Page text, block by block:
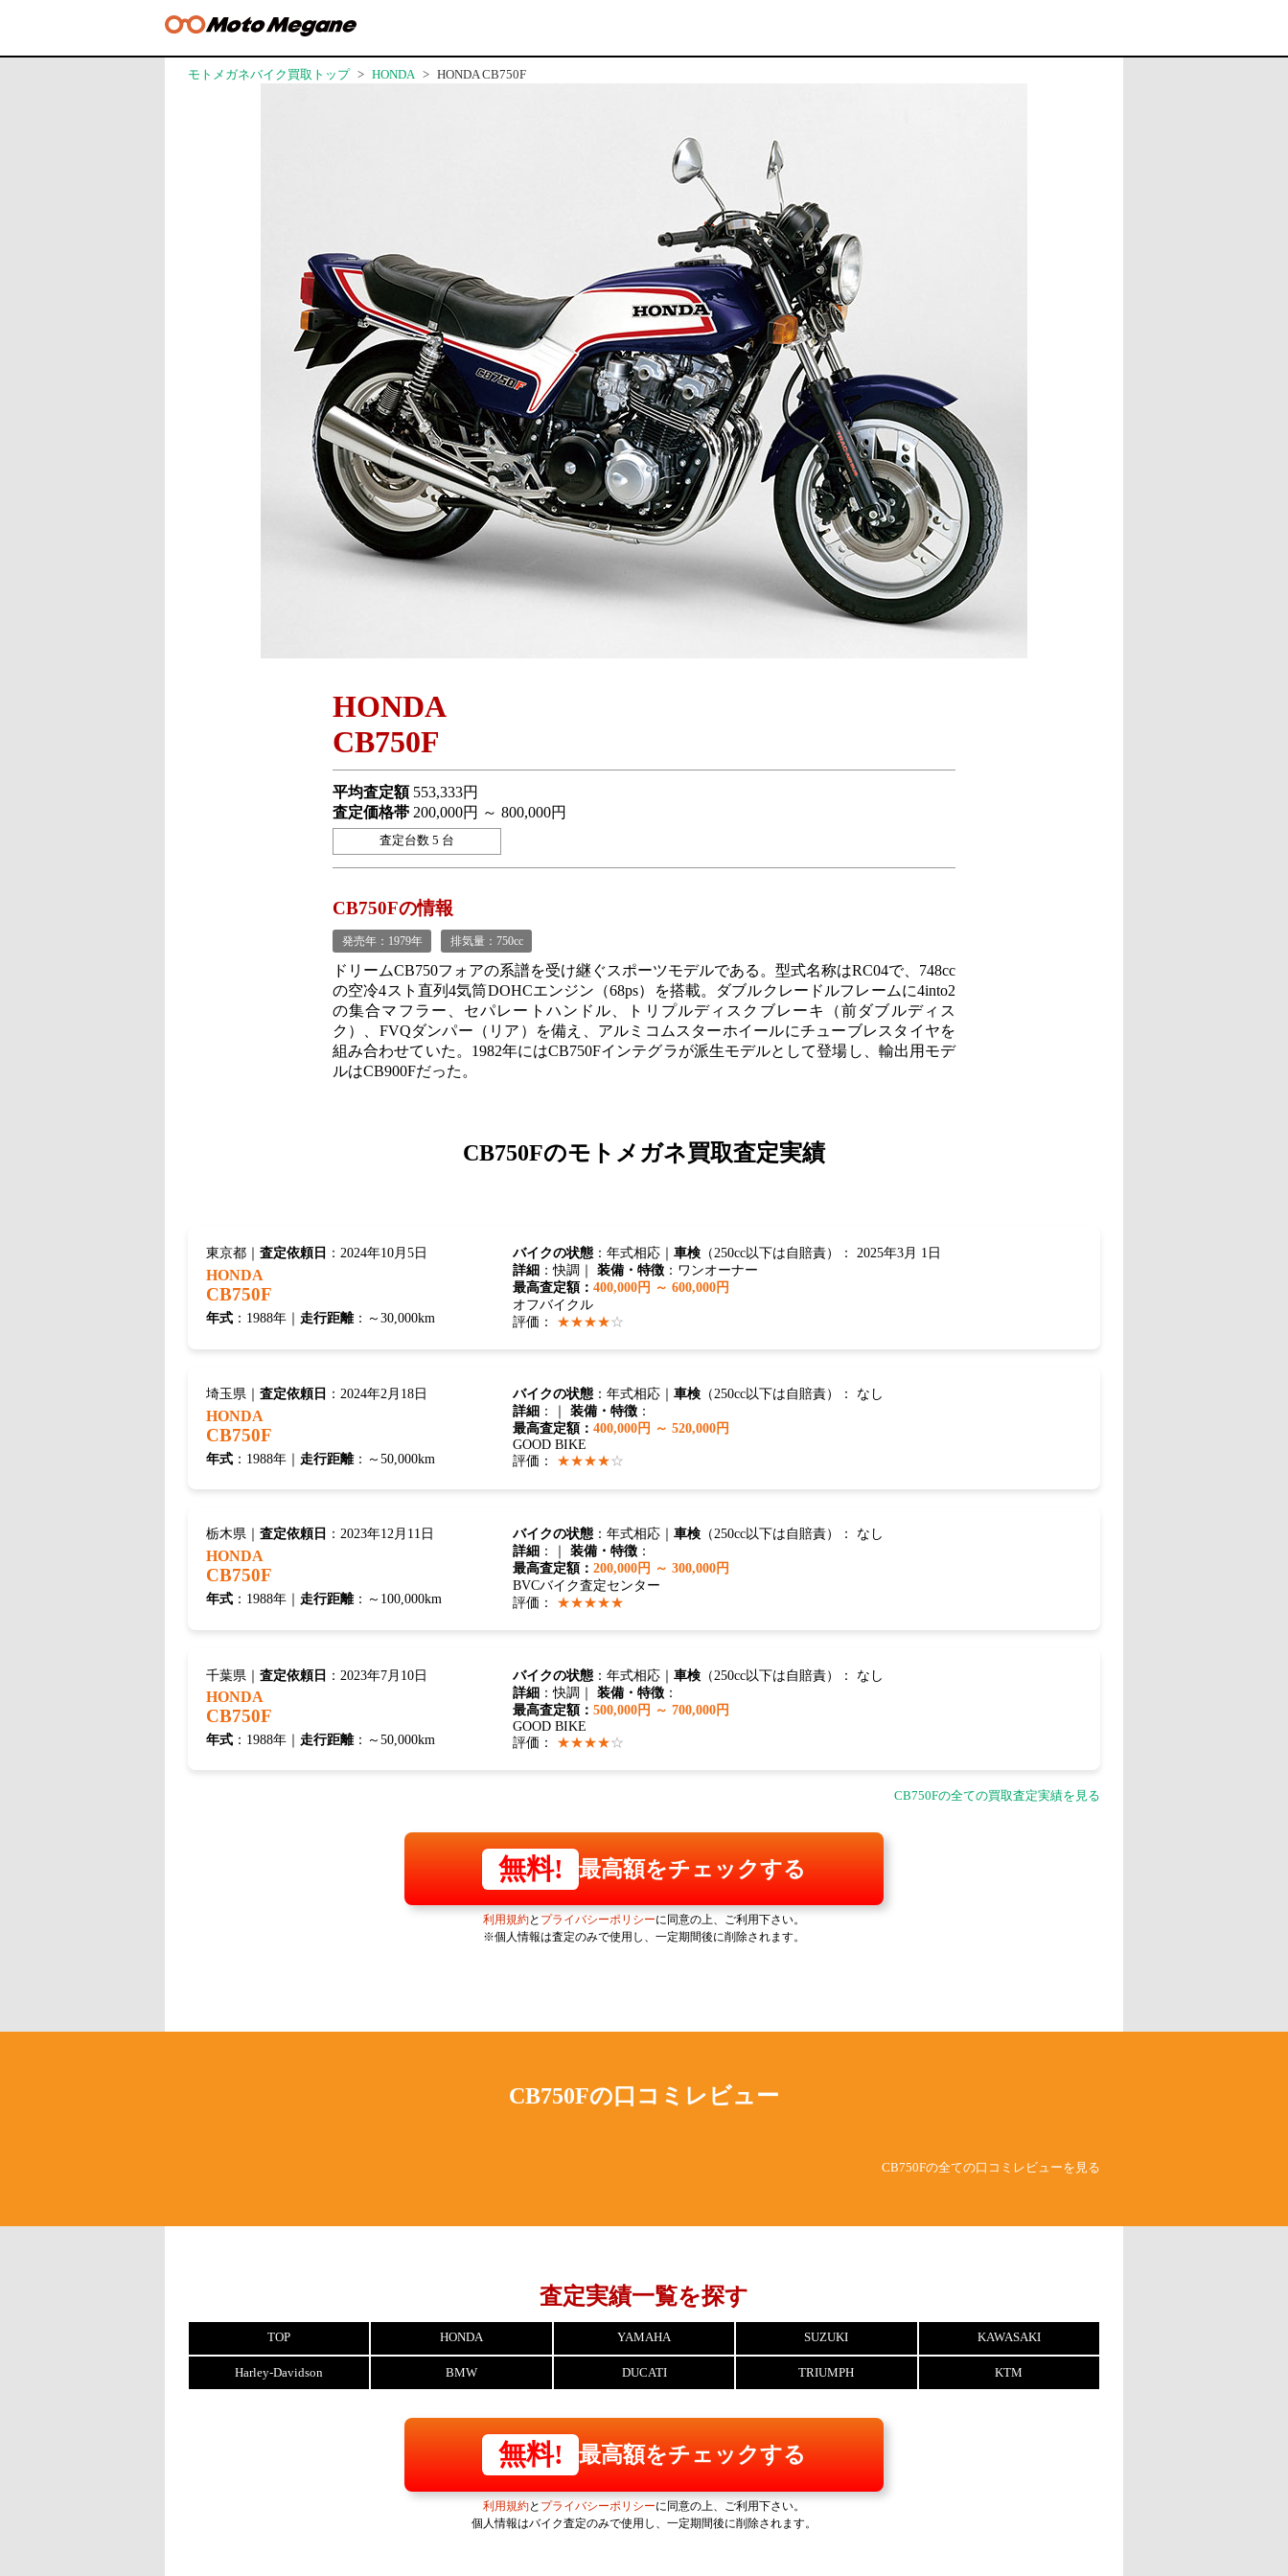
モトメガネバイク買取トップ HONDA HONDA CB750F
HONDA
CB750F
平均査定額553,333円
査定価格帯 200,000円 ～ 800,000円
査定台数 5 台
CB750Fの情報
発売年：1979年 排気量：750cc
ドリームCB750フォアの系譜を受け継ぐスポーツモデルである。型式名称はRC04で、748cc
の空冷4スト直列4気筒DOHCエンジン（68ps）を搭載。ダブルクレードルフレームに4into2
の集合マフラー、セパレートハンドル、トリプルディスクブレーキ（前ダブルディス
ク）、FVQダンパー（リア）を備え、アルミコムスターホイールにチューブレスタイヤを
組み合わせていた。1982年にはCB750Fインテグラが派生モデルとして登場し、輸出用モデ
ルはCB900Fだった。
CB750Fのモトメガネ買取査定実績
東京都｜査定依頼日 ：2024年10月5日
HONDA
CB750F
年式 ：1988年｜ 走行距離：～30,000km
バイクの状態：年式相応｜ 車検（250cc以下は自賠責）： 2025年3月 1日
詳細 ：快調｜ 装備・特徴：ワンオーナー
最高査定額： 400,000円 ～ 600,000円
オフバイクル
評価：
★★★★☆
埼玉県｜査定依頼日 ：2024年2月18日
HONDA
CB750F
年式 ：1988年｜ 走行距離：～50,000km
バイクの状態：年式相応｜ 車検（250cc以下は自賠責）： なし
詳細 ：｜ 装備・特徴：
最高査定額： 400,000円 ～ 520,000円
GOOD BIKE
評価：
★★★★☆
栃木県｜査定依頼日 ：2023年12月11日
HONDA
CB750F
年式 ：1988年｜ 走行距離：～100,000km
バイクの状態：年式相応｜ 車検（250cc以下は自賠責）： なし
詳細 ：｜ 装備・特徴：
最高査定額： 200,000円 ～ 300,000円
BVCバイク査定センター
評価：
★★★★★
千葉県｜査定依頼日 ：2023年7月10日
HONDA
CB750F
年式 ：1988年｜ 走行距離：～50,000km
バイクの状態：年式相応｜ 車検（250cc以下は自賠責）： なし
詳細：快調｜ 装備・特徴：
最高査定額： 500,000円 ～ 700,000円
GOOD BIKE
評価：
★★★★☆
CB750Fの全ての買取査定実績を見る
無料! 最高額をチェックする
利用規約と プライバシーポリシーに同意の上、ご利用下さい。
※個人情報は査定のみで使用し、一定期間後に削除されます。
CB750Fの 口コミレビュー
CB750Fの全ての口コミレビューを見る
査定実績一覧を探す
TOP HONDA YAMAHA SUZUKI KAWASAKI
Harley-Davidson BMW DUCATI TRIUMPH KTM
無料! 最高額をチェックする
利用規約と プライバシーポリシーに同意の上、ご利用下さい。
個人情報はバイク査定のみで使用し、一定期間後に削除されます。